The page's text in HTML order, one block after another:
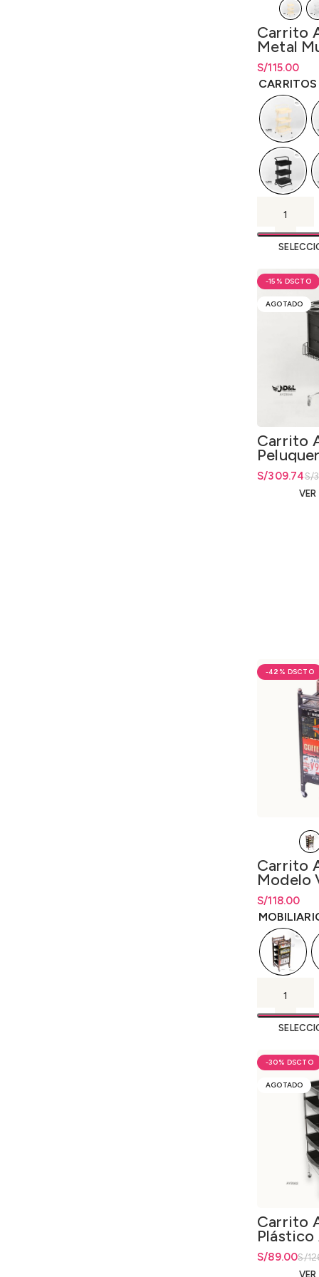
Carrito
Metal
DyL
S/115.00
Rango de
S/115.00
-15%
AGOTADO
Carrito
Ruedas
DyL S/
El precio
S/309.74
El precio
-42%
Carrito
Modelo
S/118.00
Rango de
S/118.00
-30%
AGOTADO
Carrito
Plástico
S/
El precio
S/89.00
El precio